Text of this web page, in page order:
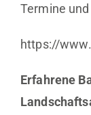
Termine
https://
Erfahrene